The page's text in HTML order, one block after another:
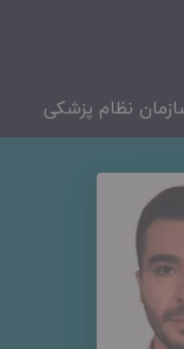
نظام پزشکی